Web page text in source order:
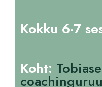
Kokku 6-7
Koht: